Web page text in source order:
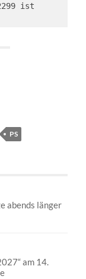
ist
PS
abends länger
am 14.